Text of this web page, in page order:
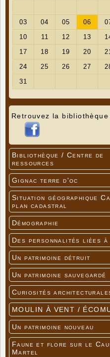
Retrouvez la
Bibliothèque / Centre de
ressources
Gignac terre d'oc
Situation géographique
plan cadastral
Démographie
Des personnalités liées à
Un patrimoine détruit
Un patrimoine sauvegardé
Curiosités
MOULIN À VENT /
Un patrimoine nouveau
Faune et flore sur le
Martel